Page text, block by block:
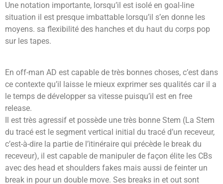
Une notation importante, lorsqu’il est isolé en goal-line
situation il est presque imbattable lorsqu’il s’en donne les
moyens. sa flexibilité des hanches et du haut du corps pop
sur les tapes.
En off-man AD est capable de très bonnes choses, c’est dans
ce contexte qu’il laisse le mieux exprimer ses qualités car il a
le temps de développer sa vitesse puisqu’il est en free
release.
Il est très agressif et possède une très bonne Stem (La Stem
du tracé est le segment vertical initial du tracé d’un receveur,
c’est-à-dire la partie de l’itinéraire qui précède le break du
receveur), il est capable de manipuler de façon élite les CBs
avec des head et shoulders fakes mais aussi de feinter un
break in pour un double move. Ses breaks in et out sont